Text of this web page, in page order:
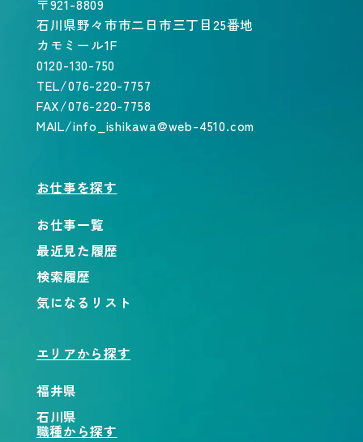
〒921-8809
石川県野々市市二日市三丁目25番地
カモミール1F
0120-130-750
TEL/076-220-7757
FAX/076-220-7758
MAIL/info_ishikawa@web-4510.com
お仕事を探す
お仕事一覧
最近見た履歴
検索履歴
気になるリスト
エリアから探す
福井県
石川県
職種から探す